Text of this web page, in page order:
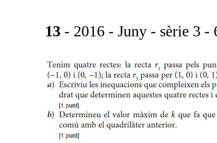
13 - 2016 - Juny - sèrie 3 -